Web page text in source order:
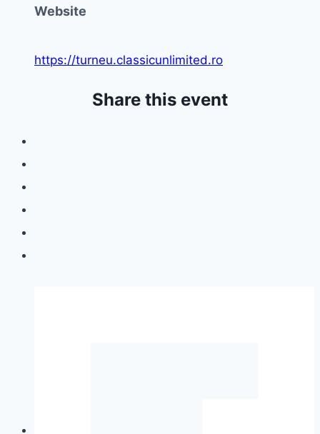
Website
https://turneu.classicunlimited.ro
Share this event